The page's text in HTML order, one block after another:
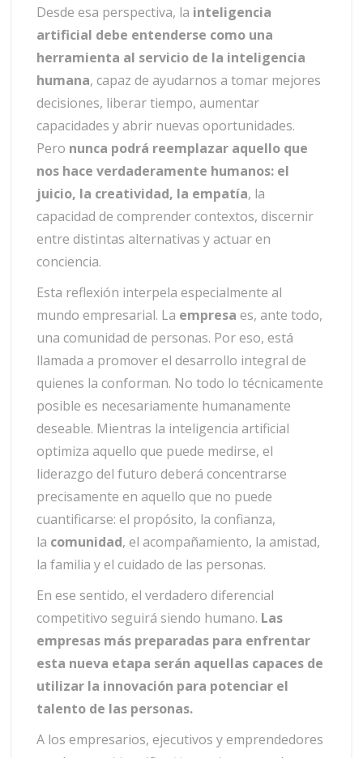
Desde esa perspectiva, la inteligencia
artificial debe entenderse como una
herramienta al servicio de la inteligencia
humana, capaz de ayudarnos a tomar mejores
decisiones, liberar tiempo, aumentar
capacidades y abrir nuevas oportunidades.
Pero nunca podrá reemplazar aquello que
nos hace verdaderamente humanos: el
juicio, la creatividad, la empatía, la
capacidad de comprender contextos, discernir
entre distintas alternativas y actuar en
conciencia.
Esta reflexión interpela especialmente al
mundo empresarial. La empresa es, ante todo,
una comunidad de personas. Por eso, está
llamada a promover el desarrollo integral de
quienes la conforman. No todo lo técnicamente
posible es necesariamente humanamente
deseable. Mientras la inteligencia artificial
optimiza aquello que puede medirse, el
liderazgo del futuro deberá concentrarse
precisamente en aquello que no puede
cuantificarse: el propósito, la confianza,
la comunidad, el acompañamiento, la amistad,
la familia y el cuidado de las personas.
En ese sentido, el verdadero diferencial
competitivo seguirá siendo humano. Las
empresas más preparadas para enfrentar
esta nueva etapa serán aquellas capaces de
utilizar la innovación para potenciar el
talento de las personas.
A los empresarios, ejecutivos y emprendedores